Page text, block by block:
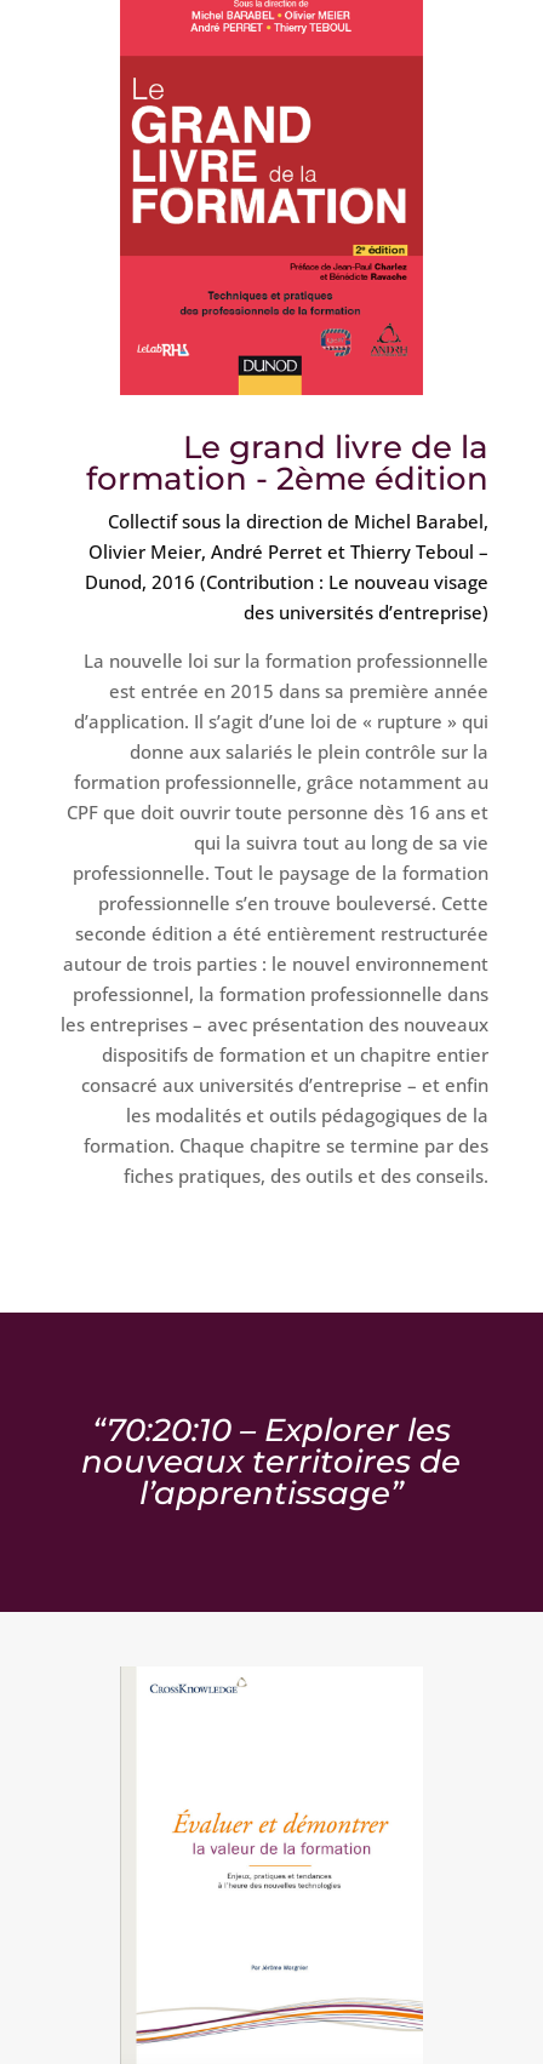
Le grand livre de la
formation - 2ème édition
Collectif sous la direction de Michel Barabel,
Olivier Meier, André Perret et Thierry Teboul –
Dunod, 2016 (Contribution : Le nouveau visage
des universités d’entreprise)
La nouvelle loi sur la formation professionnelle
est entrée en 2015 dans sa première année
d’application. Il s’agit d’une loi de « rupture » qui
donne aux salariés le plein contrôle sur la
formation professionnelle, grâce notamment au
CPF que doit ouvrir toute personne dès 16 ans et
qui la suivra tout au long de sa vie
professionnelle. Tout le paysage de la formation
professionnelle s’en trouve bouleversé. Cette
seconde édition a été entièrement restructurée
autour de trois parties : le nouvel environnement
professionnel, la formation professionnelle dans
les entreprises – avec présentation des nouveaux
dispositifs de formation et un chapitre entier
consacré aux universités d’entreprise – et enfin
les modalités et outils pédagogiques de la
formation. Chaque chapitre se termine par des
fiches pratiques, des outils et des conseils.
“70:20:10 – Explorer les
nouveaux territoires de
l’apprentissage”